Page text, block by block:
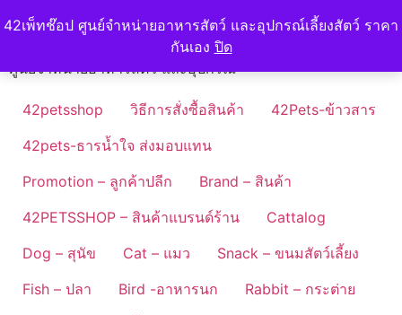
42เพ็ทช๊อป ศูนย์จำหน่ายอาหารสัตว์ และอุปกรณ์เลี้ยงสัตว์ ราคา
กันเอง ปิด
to42petshop
ศูนย์จำหน่ายอาหารสัตว์ และอุปกรณ์
42petsshop วิธีการสั่งซื้อสินค้า
42Pets-ข้าวสาร
42pets-ธารน้ำใจ ส่งมอบแทน
Promotion – ลูกค้าปลีก
Brand – สินค้า
42PETSSHOP – สินค้าแบรนด์ร้าน
Cattalog
Dog – สุนัข
Cat – แมว
Snack – ขนมสัตว์เลี้ยง
Fish – ปลา
Bird -อาหารนก
Rabbit – กระต่าย